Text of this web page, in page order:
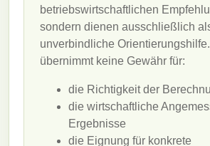
betriebswirtschaftlichen
sondern dienen ausschließlich
unverbindliche
übernimmt keine Gewähr für:
die Richtigkeit der
die wirtschaftliche
Ergebnisse
die Eignung für konkrete